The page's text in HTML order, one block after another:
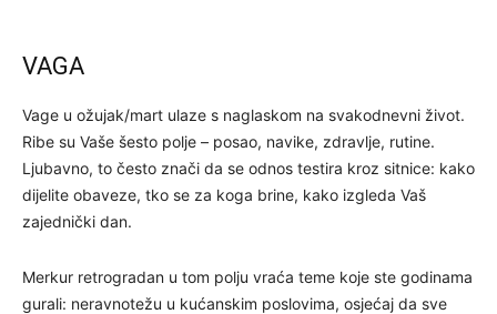
VAGA
Vage u ožujak/mart ulaze s naglaskom na svakodnevni život.
Ribe su Vaše šesto polje – posao, navike, zdravlje, rutine.
Ljubavno, to često znači da se odnos testira kroz sitnice: kako
dijelite obaveze, tko se za koga brine, kako izgleda Vaš
zajednički dan.
Merkur retrogradan u tom polju vraća teme koje ste godinama
gurali: neravnotežu u kućanskim poslovima, osjećaj da sve